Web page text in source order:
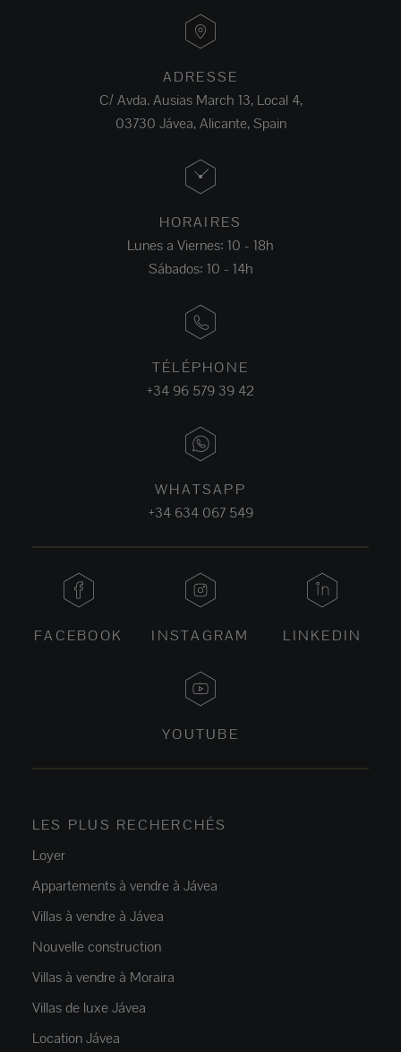
ADRESSE
C/ Avda. Ausias March 13, Local 4,
03730 Jávea, Alicante, Spain
HORAIRES
Lunes a Viernes: 10 - 18h
Sábados: 10 - 14h
TÉLÉPHONE
+34 96 579 39 42
WHATSAPP
+34 634 067 549
FACEBOOK INSTAGRAM LINKEDIN
YOUTUBE
LES PLUS RECHERCHÉS
Loyer
Appartements à vendre à Jávea
Villas à vendre à Jávea
Nouvelle construction
Villas à vendre à Moraira
Villas de luxe Jávea
Location Jávea